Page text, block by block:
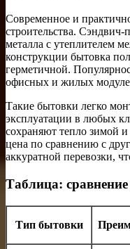
Современное и
строительства. Сэндвич-
металла с утеплителем
конструкции бытовка
герметичной.
офисных и жилых
Такие бытовки легко
эксплуатации в любых
сохраняют тепло зимой
цена по сравнению с
аккуратной перевозки,
Таблица:
Тип бытовки